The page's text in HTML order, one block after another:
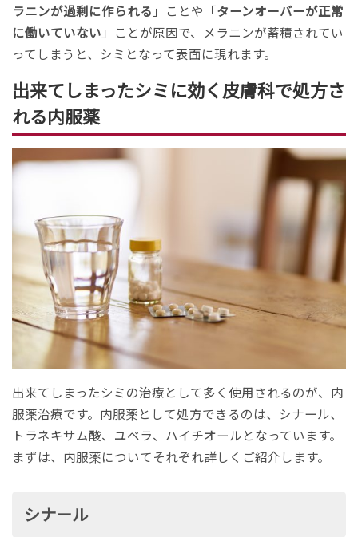
ラニンが過剰に作られる 」ことや「ターンオーバーが正常
に働いていない 」ことが原因で、メラニンが蓄積されてい
ってしまうと、シミとなって表面に現れます。
出来てしまったシミに効く皮膚科で処方さ
れる内服薬
出来てしまったシミの治療として多く使用されるのが、内
服薬治療です。内服薬として処方できるのは、シナール、
トラネキサム酸、ユベラ、ハイチオールとなっています。
まずは、内服薬についてそれぞれ詳しくご紹介します。
シナール